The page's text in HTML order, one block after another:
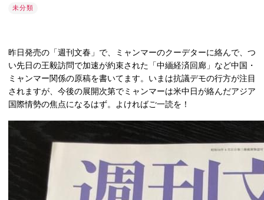
未分類
昨日発売の「週刊文春」で、ミャンマーのクーデターに絡んで、つ
い先日の王毅訪問で加速が約束された「中緬経済回廊」など中国・
ミャンマー関係の原稿を書いてます。いまは抗議デモの行方が注目
されますが、今後の展開次第でミャンマーは米中日が絡んだアジア
国際情勢の焦点になるはず。よければご一読を！